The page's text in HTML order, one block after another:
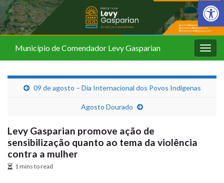
Barra de
Município de Comendador Levy Gasparian
09 de agosto – Dia Internacional dos Povos Indígenas
Agosto Dourado
Levy Gasparian promove ação de
sensibilização quanto ao tema da violência
contra a mulher
1 mins to read